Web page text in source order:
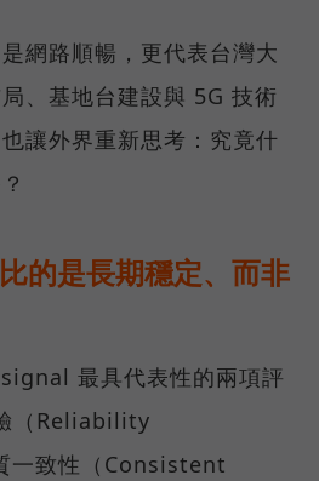
網路順暢，更代表台灣大
、基地台建設與 5G 技術
讓外界重新思考：究竟什
的是長期穩定、而非
最具代表性的兩項評
（Reliability
一致性（Consistent